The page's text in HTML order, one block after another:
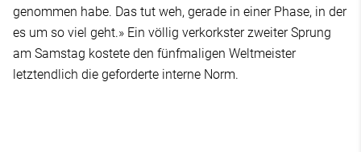
genommen habe. Das tut weh, gerade in einer Phase, in der
es um so viel geht.» Ein völlig verkorkster zweiter Sprung
am Samstag kostete den fünfmaligen Weltmeister
letztendlich die geforderte interne Norm.